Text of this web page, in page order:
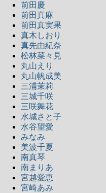
前田慶
前田真麻
前田真実果
真木しおり
真先由紀奈
松林菜々見
丸山えり
丸山帆成美
三浦茉莉
三城千咲
三咲舞花
水城さと子
水谷望愛
みなみ
美波千夏
南真琴
南まりあ
宮越愛恵
宮崎あみ